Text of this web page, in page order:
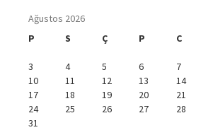
Ağustos 2026
P
S Ç P C
3
4 5 6 7
10
11 12 13 14
17
18 19 20 21
24
25 26 27 28
31